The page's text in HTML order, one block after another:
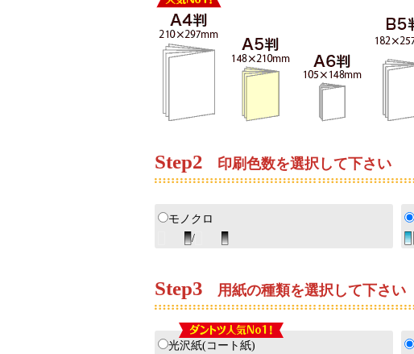
Step2 印刷色数を選択して下さい
モノクロ
/
Step3 用紙の種類を選択して下さい
光沢紙(コート紙)